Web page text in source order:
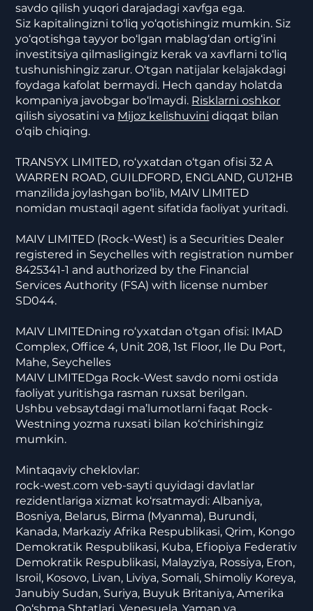
savdo qilish yuqori darajadagi xavfga ega.
Siz kapitalingizni to‘liq yo‘qotishingiz mumkin. Siz
yo‘qotishga tayyor bo‘lgan mablag‘dan ortig‘ini
investitsiya qilmasligingiz kerak va xavflarni to‘liq
tushunishingiz zarur. O‘tgan natijalar kelajakdagi
foydaga kafolat bermaydi. Hech qanday holatda
kompaniya javobgar bo‘lmaydi. Risklarni oshkor
qilish siyosatini va Mijoz kelishuvini diqqat bilan
o‘qib chiqing.
TRANSYX LIMITED, ro‘yxatdan o‘tgan ofisi 32 A
WARREN ROAD, GUILDFORD, ENGLAND, GU12HB
manzilida joylashgan bo‘lib, MAIV LIMITED
nomidan mustaqil agent sifatida faoliyat yuritadi.
MAIV LIMITED (Rock-West) is a Securities Dealer
registered in Seychelles with registration number
8425341-1 and authorized by the Financial
Services Authority (FSA) with license number
SD044.
MAIV LIMITEDning ro‘yxatdan o‘tgan ofisi: IMAD
Complex, Office 4, Unit 208, 1st Floor, Ile Du Port,
Mahe, Seychelles
MAIV LIMITEDga Rock-West savdo nomi ostida
faoliyat yuritishga rasman ruxsat berilgan.
Ushbu vebsaytdagi ma’lumotlarni faqat Rock-
Westning yozma ruxsati bilan ko‘chirishingiz
mumkin.
Mintaqaviy cheklovlar:
rock-west.com veb-sayti quyidagi davlatlar
rezidentlariga xizmat ko‘rsatmaydi: Albaniya,
Bosniya, Belarus, Birma (Myanma), Burundi,
Kanada, Markaziy Afrika Respublikasi, Qrim, Kongo
Demokratik Respublikasi, Kuba, Efiopiya Federativ
Demokratik Respublikasi, Malayziya, Rossiya, Eron,
Isroil, Kosovo, Livan, Liviya, Somali, Shimoliy Koreya,
Janubiy Sudan, Suriya, Buyuk Britaniya, Amerika